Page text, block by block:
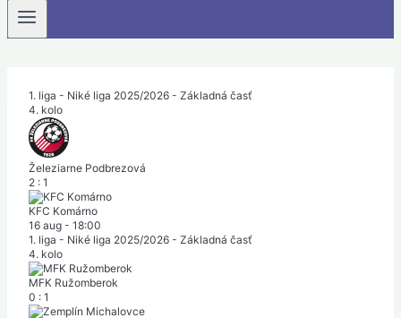
1. liga - Niké liga 2025/2026 - Základná časť
4. kolo
Železiarne Podbrezová
2 : 1
KFC Komárno
16 aug - 18:00
1. liga - Niké liga 2025/2026 - Základná časť
4. kolo
MFK Ružomberok
0 : 1